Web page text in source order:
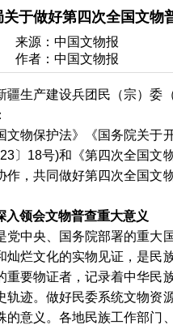
于做好第四次全国文物
来源：中国文物报
作者：中国文物报
疆生产建设兵团民（宗）委
文物保护法》《国务院关于
〕18号)和《第四次全国文
作，共同做好第四次全国文
入领会文物普查重大意义
党中央、国务院部署的重大
灿烂文化的实物见证，是民
重要物证者，记录着中华民
轨迹。做好民委系统文物资
的意义。各地民族工作部门